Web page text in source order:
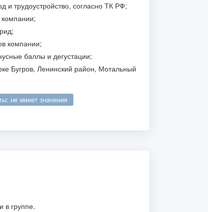
и трудоустройство, согласно ТК РФ;
компании;
баллы и дегустации;
Бугров, Ленинский район, Мотальный
не имеет значения
в группе.